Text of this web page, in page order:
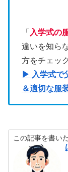
「 入学式の
違いを知ら
方をチェッ
▶ 入学式で
＆適切な服
この記事を書い